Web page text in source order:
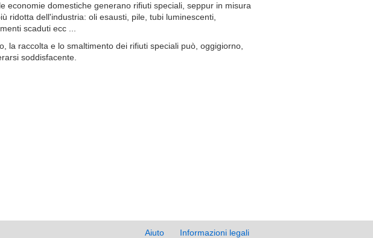
economie domestiche generano rifiuti speciali, seppur in misura
ridotta dell'industria: oli esausti, pile, tubi luminescenti,
scaduti ecc ...
la raccolta e lo smaltimento dei rifiuti speciali può, oggigiorno,
soddisfacente.
Aiuto Informazioni legali